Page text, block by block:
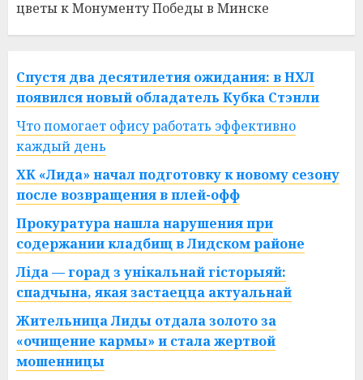
цветы к Монументу Победы в Минске
Спустя два десятилетия ожидания: в НХЛ
появился новый обладатель Кубка Стэнли
Что помогает офису работать эффективно
каждый день
ХК «Лида» начал подготовку к новому сезону
после возвращения в плей-офф
Прокуратура нашла нарушения при
содержании кладбищ в Лидском районе
Ліда — горад з унікальнай гісторыяй:
спадчына, якая застаецца актуальнай
Жительница Лиды отдала золото за
«очищение кармы» и стала жертвой
мошенницы